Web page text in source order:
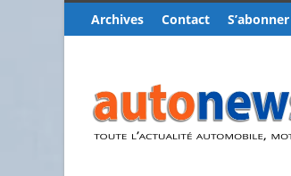
Archives Contact S’abonner